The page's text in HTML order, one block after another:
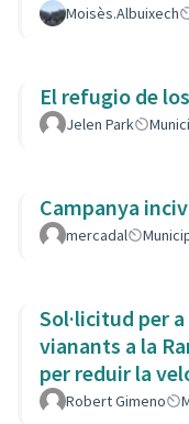
Moisès.Albuixech
El refugio de
Jelen Park
Campanya
mercadal
Sol·licitud per
vianants a la
per reduir la
Robert Gimeno